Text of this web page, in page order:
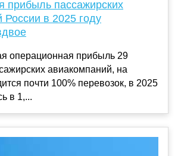
прибыль пассажирских
России в 2025 году
операционная прибыль 29
авиакомпаний, на
почти 100% перевозок, в 2025
в 1,...